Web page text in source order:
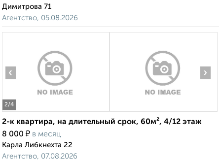
Димитрова 71
Агентство, 05.08.2026
2/4
‹ ›
2-к квартира, на длительный срок, 60м², 4/12 этаж
8 000 ₽ в месяц
Карла Либкнехта 22
Агентство, 07.08.2026